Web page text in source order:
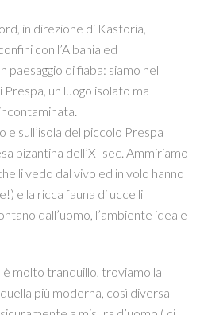
in direzione di Kastoria,
con l’Albania ed
di fiaba: siamo nel
un luogo isolato ma
e sull’isola del piccolo Prespa
bizantina dell’XI sec. Ammiriamo
li vedo dal vivo ed in volo hanno
e la ricca fauna di uccelli
dall’uomo, l’ambiente ideale
è molto tranquillo, troviamo la
più moderna, così diversa